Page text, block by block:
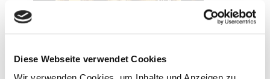
Diese Webseite verwendet Cookies